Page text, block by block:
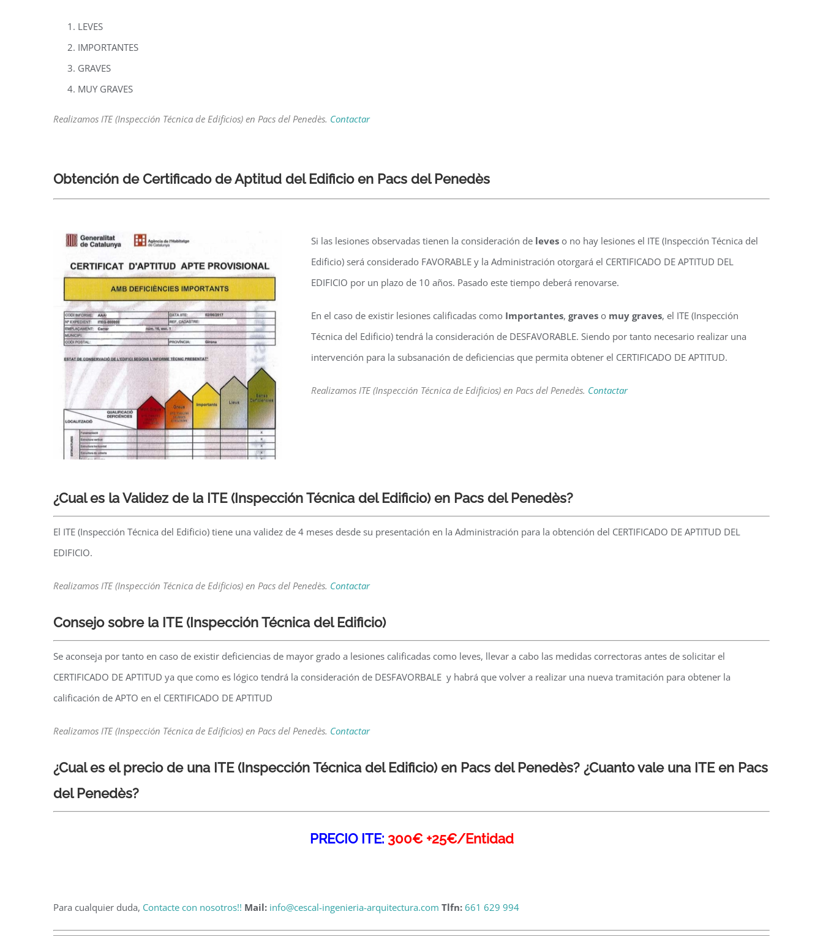
LEVES
IMPORTANTES
GRAVES
MUY GRAVES
Realizamos ITE (Inspección Técnica de Edificios) en Pacs del Penedès. Contactar
Obtención de Certificado de Aptitud del Edificio en Pacs del Penedès
Si las lesiones observadas tienen la consideración de leves o no hay lesiones el ITE (Inspección Técnica del
Edificio) será considerado FAVORABLE y la Administración otorgará el CERTIFICADO DE APTITUD DEL
EDIFICIO por un plazo de 10 años. Pasado este tiempo deberá renovarse.
En el caso de existir lesiones calificadas como Importantes,graves o muy graves, el ITE (Inspección
Técnica del Edificio) tendrá la consideración de DESFAVORABLE. Siendo por tanto necesario realizar una
intervención para la subsanación de deficiencias que permita obtener el CERTIFICADO DE APTITUD.
Realizamos ITE (Inspección Técnica de Edificios) en Pacs del Penedès. Contactar
¿Cual es la Validez de la ITE (Inspección Técnica del Edificio) en Pacs del Penedès?
El ITE (Inspección Técnica del Edificio) tiene una validez de 4 meses desde su presentación en la Administración para la obtención del CERTIFICADO DE APTITUD DEL
EDIFICIO.
Realizamos ITE (Inspección Técnica de Edificios) en Pacs del Penedès. Contactar
Consejo sobre la ITE (Inspección Técnica del Edificio)
Se aconseja por tanto en caso de existir deficiencias de mayor grado a lesiones calificadas como leves, llevar a cabo las medidas correctoras antes de solicitar el
CERTIFICADO DE APTITUD ya que como es lógico tendrá la consideración de DESFAVORBALE y habrá que volver a realizar una nueva tramitación para obtener la
calificación de APTO en el CERTIFICADO DE APTITUD
Realizamos ITE (Inspección Técnica de Edificios) en Pacs del Penedès. Contactar
¿Cual es el precio de una ITE (Inspección Técnica del Edificio) en Pacs del Penedès? ¿Cuanto vale una ITE en Pacs
del Penedès?
PRECIO ITE: 300€ +25€/Entidad
Para cualquier duda, Contacte con nosotros!! Mail: info@cescal-ingenieria-arquitectura.com Tlfn: 661 629 994